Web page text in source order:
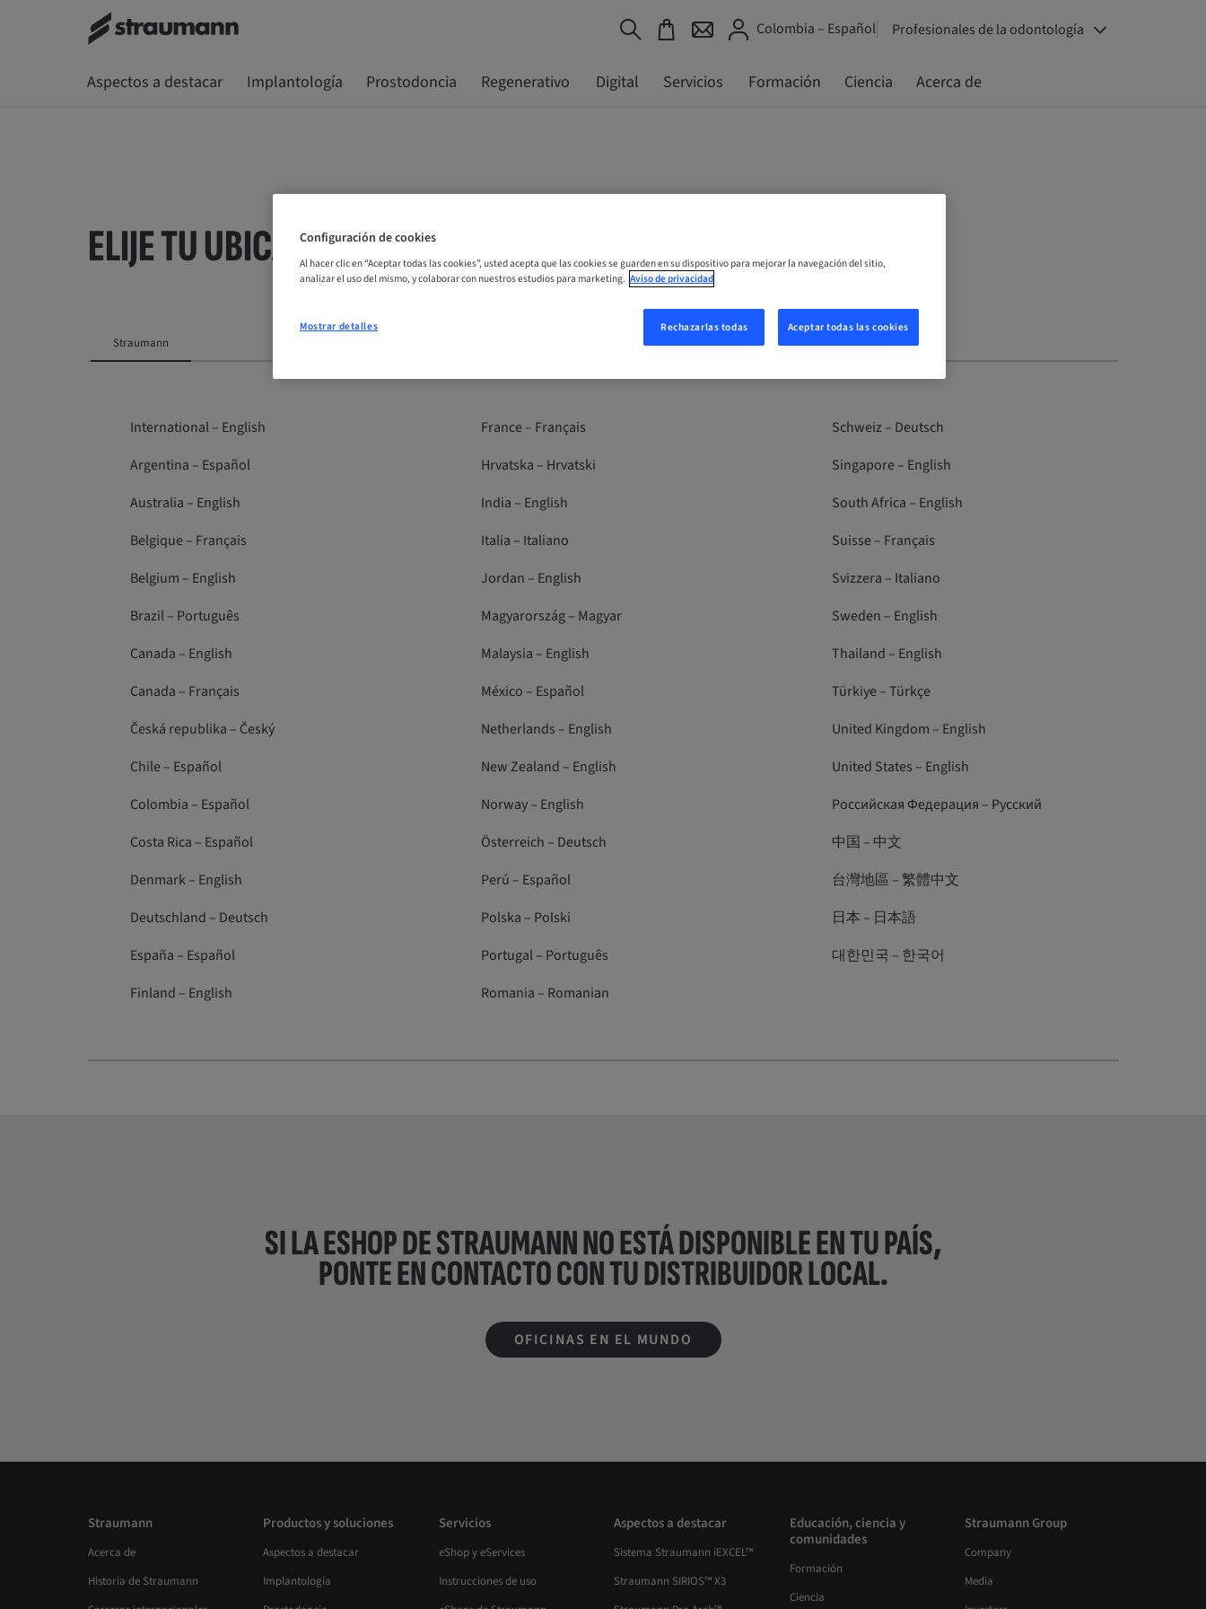
Colombia – Español Profesionales de la odontología
Aspectos a destacar Implantología Prostodoncia Regenerativo Digital Servicios Formación Ciencia Acerca de
ELIJE TU UBICACIÓN
Straumann
International – English
Argentina – Español
Australia – English
Belgique – Français
Belgium – English
Brazil – Português
Canada – English
Canada – Français
Česká republika – Český
Chile – Español
Colombia – Español
Costa Rica – Español
Denmark – English
Deutschland – Deutsch
España – Español
Finland – English
France – Français
Hrvatska – Hrvatski
India – English
Italia – Italiano
Jordan – English
Magyarország – Magyar
Malaysia – English
México – Español
Netherlands – English
New Zealand – English
Norway – English
Österreich – Deutsch
Perú – Español
Polska – Polski
Portugal – Português
Romania – Romanian
Schweiz – Deutsch
Singapore – English
South Africa – English
Suisse – Français
Svizzera – Italiano
Sweden – English
Thailand – English
Türkiye – Türkçe
United Kingdom – English
United States – English
Российская Федерация – Русский
中国 – 中文
台灣地區 – 繁體中文
日本 – 日本語
대한민국 – 한국어
SI LA ESHOP DE STRAUMANN NO ESTÁ DISPONIBLE EN TU PAÍS,
PONTE EN CONTACTO CON TUDISTRIBUIDOR LOCAL.
OFICINAS EN EL MUNDO
Straumann
Acerca de
Historia de Straumann
Productos y soluciones
Aspectos a destacar
Implantología
Servicios
eShop y eServices
Instrucciones de uso
Aspectos a destacar
Sistema Straumann iEXCEL™
Straumann SIRIOS™ X3
Educación, ciencia y
comunidades
Formación
Ciencia
Straumann Group
Company
Media
Configuración de cookies
Al hacer clic en “Aceptar todas las cookies”, usted acepta que las cookies se guarden en su dispositivo para mejorar la navegación del sitio,
analizar el uso del mismo, y colaborar con nuestros estudios para marketing. Aviso de privacidad
Rechazarlas todas Aceptar todas las cookies
Mostrar detalles